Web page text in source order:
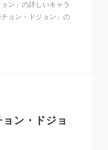
ン」の詳しいキャラ
ョン・ドジョン」の
ン・ドジョ